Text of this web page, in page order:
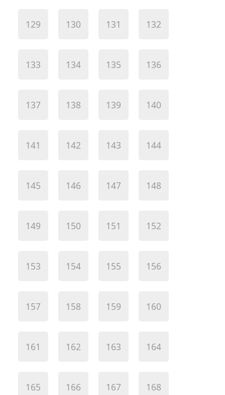
129 130 131 132
133 134 135 136
137 138 139 140
141 142 143 144
145 146 147 148
149 150 151 152
153 154 155 156
157 158 159 160
161 162 163 164
165 166 167 168